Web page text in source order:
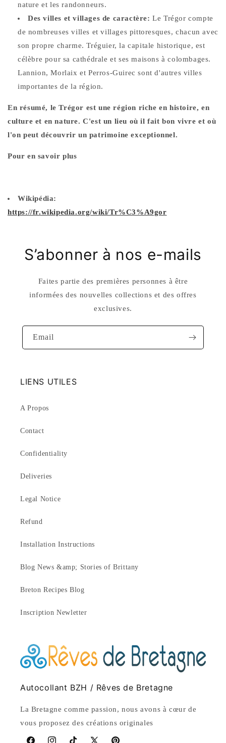
nature et les randonneurs.
Des villes et villages de caractère: Le Trégor compte
de nombreuses villes et villages pittoresques, chacun avec
son propre charme. Tréguier, la capitale historique, est
célèbre pour sa cathédrale et ses maisons à colombages.
Lannion, Morlaix et Perros-Guirec sont d'autres villes
importantes de la région.
En résumé, le Trégor est une région riche en histoire, en
culture et en nature. C'est un lieu où il fait bon vivre et où
l'on peut découvrir un patrimoine exceptionnel.
Pour en savoir plus
Wikipédia:
https://fr.wikipedia.org/wiki/Tr%C3%A9gor
S’abonner à nos e-mails
Faites partie des premières personnes à être
informées des nouvelles collections et des offres
exclusives.
Email
LIENS UTILES
A Propos
Contact
Confidentiality
Deliveries
Legal Notice
Refund
Installation Instructions
Blog News &amp; Stories of Brittany
Breton Recipes Blog
Inscription Newletter
Autocollant BZH / Rêves de Bretagne
La Bretagne comme passion, nous avons à cœur de
vous proposez des créations originales